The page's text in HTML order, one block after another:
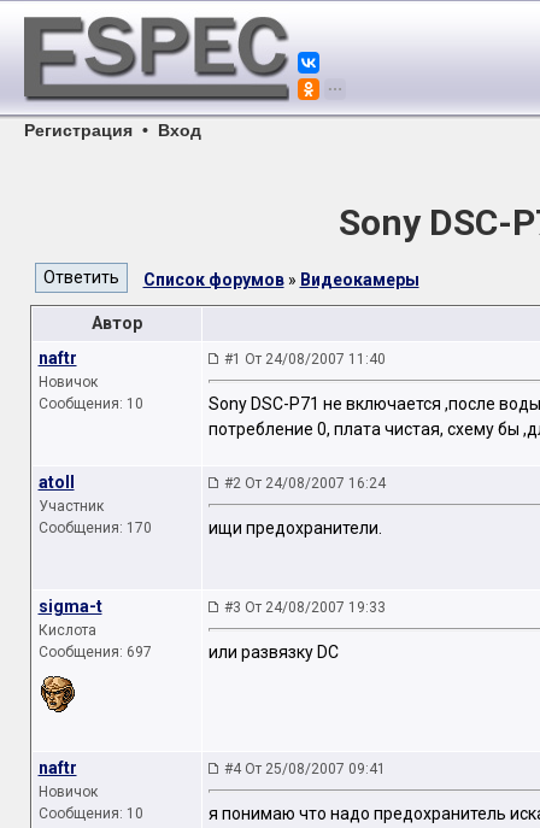
Регистрация • Вход
Sony DSC-
Список форумов» Видеокамеры
Автор
naftr
Новичок
Сообщения: 10
#1 От 24/08/2007 11:40
Sony DSC-P71 не включается ,после воды
потребление 0, плата чистая, схему бы
atoll
Участник
Сообщения: 170
#2 От 24/08/2007 16:24
ищи предохранители.
sigma-t
Кислота
Сообщения: 697
#3 От 24/08/2007 19:33
или развязку DC
naftr
Новичок
Сообщения: 10
#4 От 25/08/2007 09:41
я понимаю что надо предохранитель